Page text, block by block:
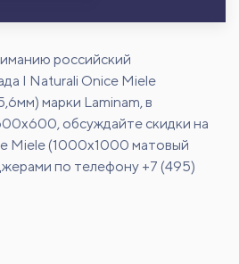
российский
I Naturali Onice Miele
марки Laminam, в
обсуждайте скидки на
Miele (1000x1000 матовый
по телефону +7 (495)